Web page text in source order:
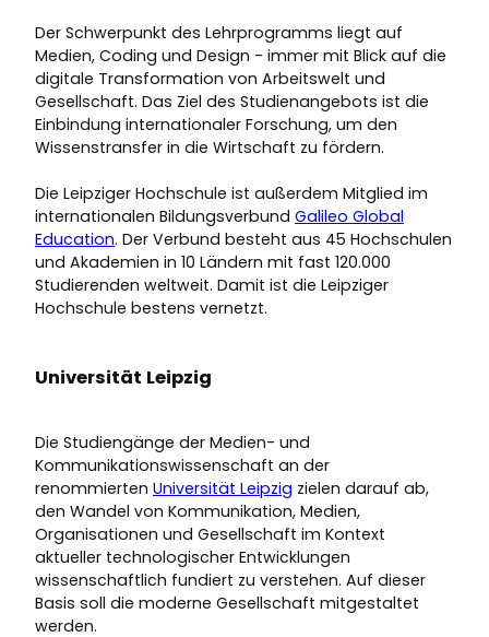
Der Schwerpunkt des Lehrprogramms liegt auf
Medien, Coding und Design - immer mit Blick auf die
digitale Transformation von Arbeitswelt und
Gesellschaft. Das Ziel des Studienangebots ist die
Einbindung internationaler Forschung, um den
Wissenstransfer in die Wirtschaft zu fördern.
Die Leipziger Hochschule ist außerdem Mitglied im
internationalen Bildungsverbund Galileo Global
Education. Der Verbund besteht aus 45 Hochschulen
und Akademien in 10 Ländern mit fast 120.000
Studierenden weltweit. Damit ist die Leipziger
Hochschule bestens vernetzt.
Universität Leipzig
Die Studiengänge der Medien- und
Kommunikationswissenschaft an der
renommierten Universität Leipzig zielen darauf ab,
den Wandel von Kommunikation, Medien,
Organisationen und Gesellschaft im Kontext
aktueller technologischer Entwicklungen
wissenschaftlich fundiert zu verstehen. Auf dieser
Basis soll die moderne Gesellschaft mitgestaltet
werden.